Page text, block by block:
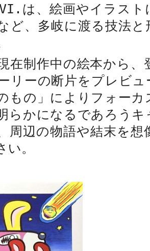
は、絵画やイラスト
ど、多岐に渡る技法
在制作中の絵本から
リーの断片をプレビ
もの」によりフォー
らかになるであろう
周辺の物語や結末を
。